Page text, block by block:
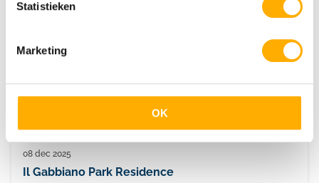
Statistieken
Marketing
OK
08 dec 2025
Il Gabbiano Park Residence